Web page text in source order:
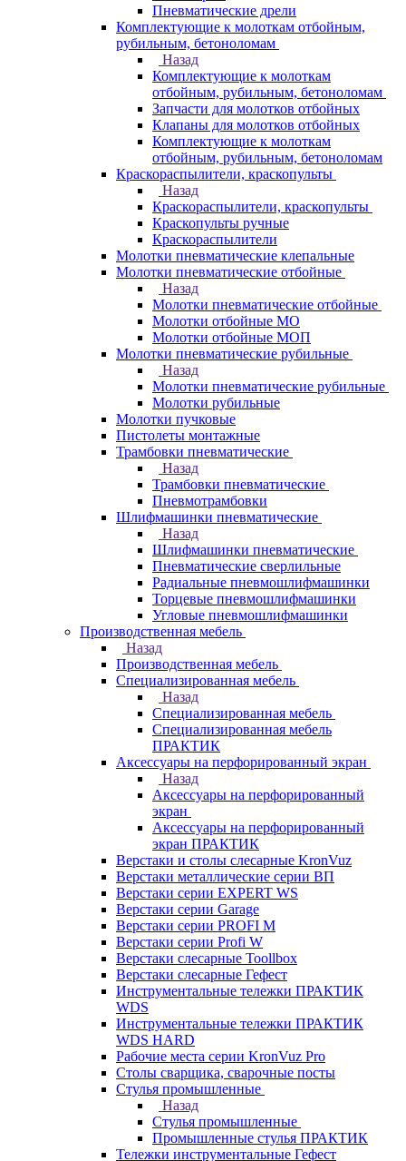
Пневматические дрели
Комплектующие к молоткам отбойным,
рубильным, бетоноломам
Назад
Комплектующие к молоткам
отбойным, рубильным, бетоноломам
Запчасти для молотков отбойных
Клапаны для молотков отбойных
Комплектующие к молоткам
отбойным, рубильным, бетоноломам
Краскораспылители, краскопульты
Назад
Краскораспылители, краскопульты
Краскопульты ручные
Краскораспылители
Молотки пневматические клепальные
Молотки пневматические отбойные
Назад
Молотки пневматические отбойные
Молотки отбойные МО
Молотки отбойные МОП
Молотки пневматические рубильные
Назад
Молотки пневматические рубильные
Молотки рубильные
Молотки пучковые
Пистолеты монтажные
Трамбовки пневматические
Назад
Трамбовки пневматические
Пневмотрамбовки
Шлифмашинки пневматические
Назад
Шлифмашинки пневматические
Пневматические сверлильные
Радиальные пневмошлифмашинки
Торцевые пневмошлифмашинки
Угловые пневмошлифмашинки
Производственная мебель
Назад
Производственная мебель
Cпециализированная мебель
Назад
Cпециализированная мебель
Специализированная мебель
ПРАКТИК
Аксессуары на перфорированный экран
Назад
Аксессуары на перфорированный
экран
Аксессуары на перфорированный
экран ПРАКТИК
Верстаки и столы слесарные KronVuz
Верстаки металлические серии ВП
Верстаки серии EXPERT WS
Верстаки серии Garage
Верстаки серии PROFI M
Верстаки серии Profi W
Верстаки слесарные Toollbox
Верстаки слесарные Гефест
Инструментальные тележки ПРАКТИК
WDS
Инструментальные тележки ПРАКТИК
WDS HARD
Рабочие места серии KronVuz Pro
Столы сварщика, сварочные посты
Стулья промышленные
Назад
Стулья промышленные
Промышленные стулья ПРАКТИК
Тележки инструментальные Гефест